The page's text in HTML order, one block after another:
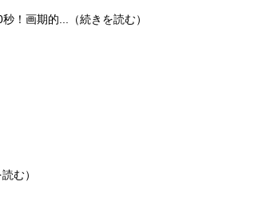
！画期的...（続きを読む）
む）